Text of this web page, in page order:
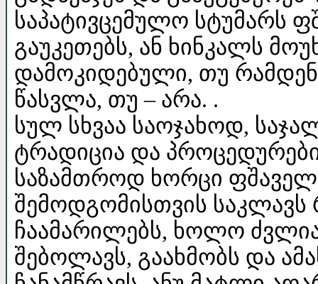
საპატივცემულო სტუმარს
გაუკეთებს, ან ხინკალს
დამოკიდებული, თუ
წასვლა, თუ – არა. .
სულ სხვაა საოჯახოდ,
ტრადიცია და
საზამთროდ ხორცი
შემოდგომისთვის
ჩაამარილებს, ხოლო
შებოლავს, გაახმობს და